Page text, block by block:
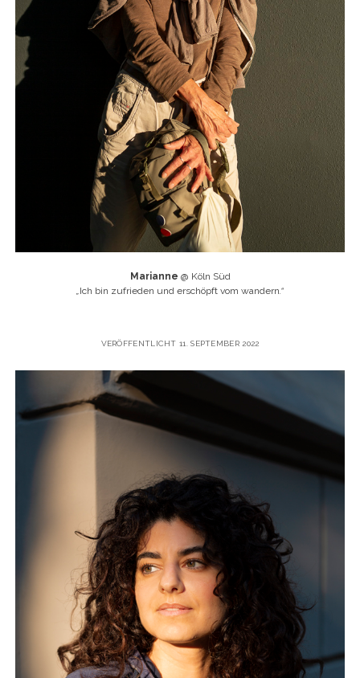
Marianne @ Köln Süd
Ich bin zufrieden und erschöpft vom wandern .“
VERÖFFENTLICHT 11. SEPTEMBER 2022